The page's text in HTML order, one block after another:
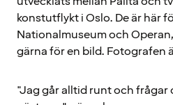
konstutflykt i Oslo. De är här
Nationalmuseum och
gärna för en bild. Fotografen
"Jag går alltid runt och frågar